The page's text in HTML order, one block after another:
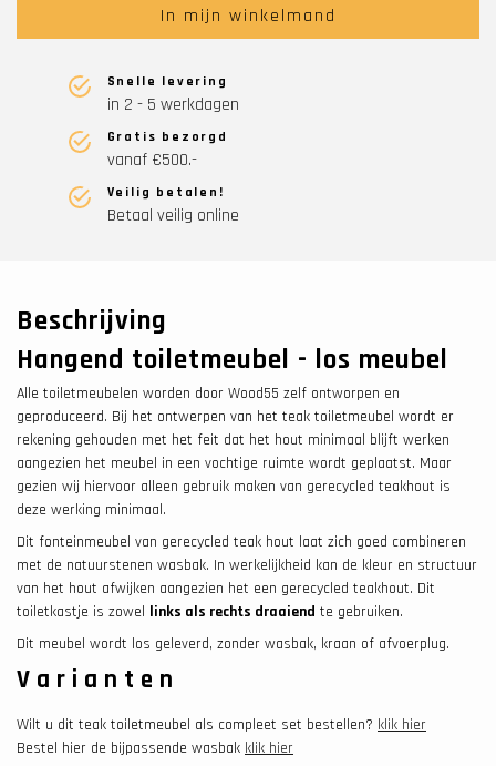
In mijn winkelmand
Snelle levering
in 2 - 5 werkdagen
Gratis bezorgd
vanaf €500.-
Veilig betalen!
Betaal veilig online
Beschrijving
Hangend toiletmeubel - los meubel
Alle toiletmeubelen worden door Wood55 zelf ontworpen en
geproduceerd. Bij het ontwerpen van het teak toiletmeubel wordt er
rekening gehouden met het feit dat het hout minimaal blijft werken
aangezien het meubel in een vochtige ruimte wordt geplaatst. Maar
gezien wij hiervoor alleen gebruik maken van gerecycled teakhout is
deze werking minimaal.
Dit fonteinmeubel van gerecycled teak hout laat zich goed combineren
met de natuurstenen wasbak. In werkelijkheid kan de kleur en structuur
van het hout afwijken aangezien het een gerecycled teakhout. Dit
toiletkastje is zowel links als rechts draaiend te gebruiken.
Dit meubel wordt los geleverd, zonder wasbak, kraan of afvoerplug.
Varianten
Wilt u dit teak toiletmeubel als compleet set bestellen? klik hier
Bestel hier de bijpassende wasbak klik hier